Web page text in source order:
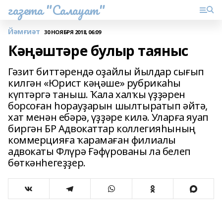
газета "Салауат"
Йәмғиәт 30 НОЯБРЯ 2018, 06:09
Кәңәштәре булыр таяныс
Гәзит биттәрендә оҙайлы йылдар сығып
килгән «Юрист кәңәше» рубрикаһы
күптәргә таныш. Ҡала халҡы үҙҙәрен
борсоған һорауҙарын шылтыратып әйтә,
хат менән ебәрә, үҙҙәре килә. Уларға яуап
биргән БР Адвокаттар коллегияһының
коммерцияға ҡарамаған филиалы
адвокаты Флүрә Ғәфүрованы ла белеп
бөткәнһегеҙҙер.